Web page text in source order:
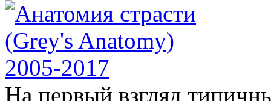
На первый взгляд